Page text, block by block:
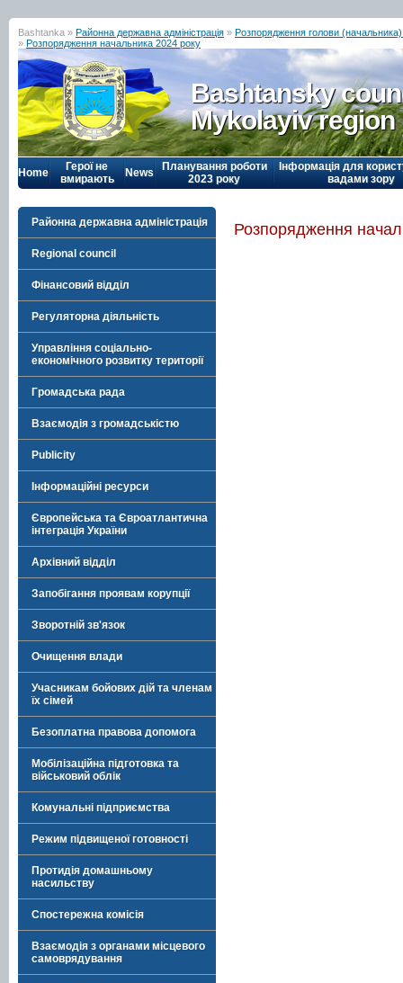
Bashtanka » Районна державна адміністрація » Розпорядження голови (начальника)
» Розпорядження начальника 2024 року
Bashtansky
Mykolayiv region
Home
Герої не
вмирають
News
Планування роботи
2023 року
Інформація для
вадами зору
Районна державна адміністрація
Regional council
Фінансовий відділ
Регуляторна діяльність
Управління соціально-
економічного розвитку території
Громадська рада
Взаємодія з громадськістю
Publicity
Інформаційні ресурси
Європейська та Євроатлантична
інтеграція України
Архівний відділ
Запобігання проявам корупції
Зворотній зв'язок
Очищення влади
Учасникам бойових дій та членам
їх сімей
Безоплатна правова допомога
Мобілізаційна підготовка та
військовий облік
Комунальні підприємства
Режим підвищеної готовності
Протидія домашньому
насильству
Спостережна комісія
Взаємодія з органами місцевого
самоврядування
Розпорядження